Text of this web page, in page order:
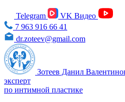
Telegram
VK Видео
7 963 916 66 41
dr.zoteev@gmail.com
Зотеев Данил
эксперт
по интимной пластике